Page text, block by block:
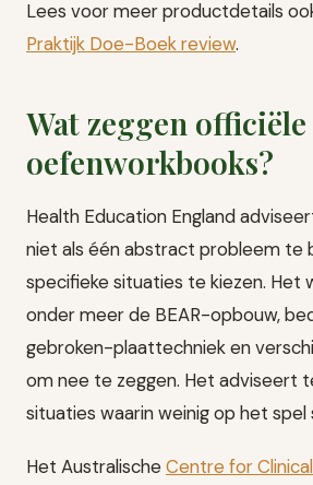
Lees voor meer productdetails
Praktijk Doe-Boek review.
Wat zeggen officiële
oefenworkbooks?
Health Education England
niet als één abstract probleem te
specifieke situaties te kiezen. Het
onder meer de BEAR-opbouw,
gebroken-plaattechniek en
om nee te zeggen. Het adviseert
situaties waarin weinig op het spel
Het AustralischeCentre for